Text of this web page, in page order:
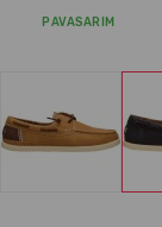
PAVASARIM